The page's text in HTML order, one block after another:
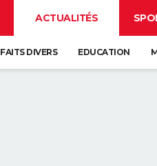
ACTUALITÉS
FAITS DIVERS EDUCATION